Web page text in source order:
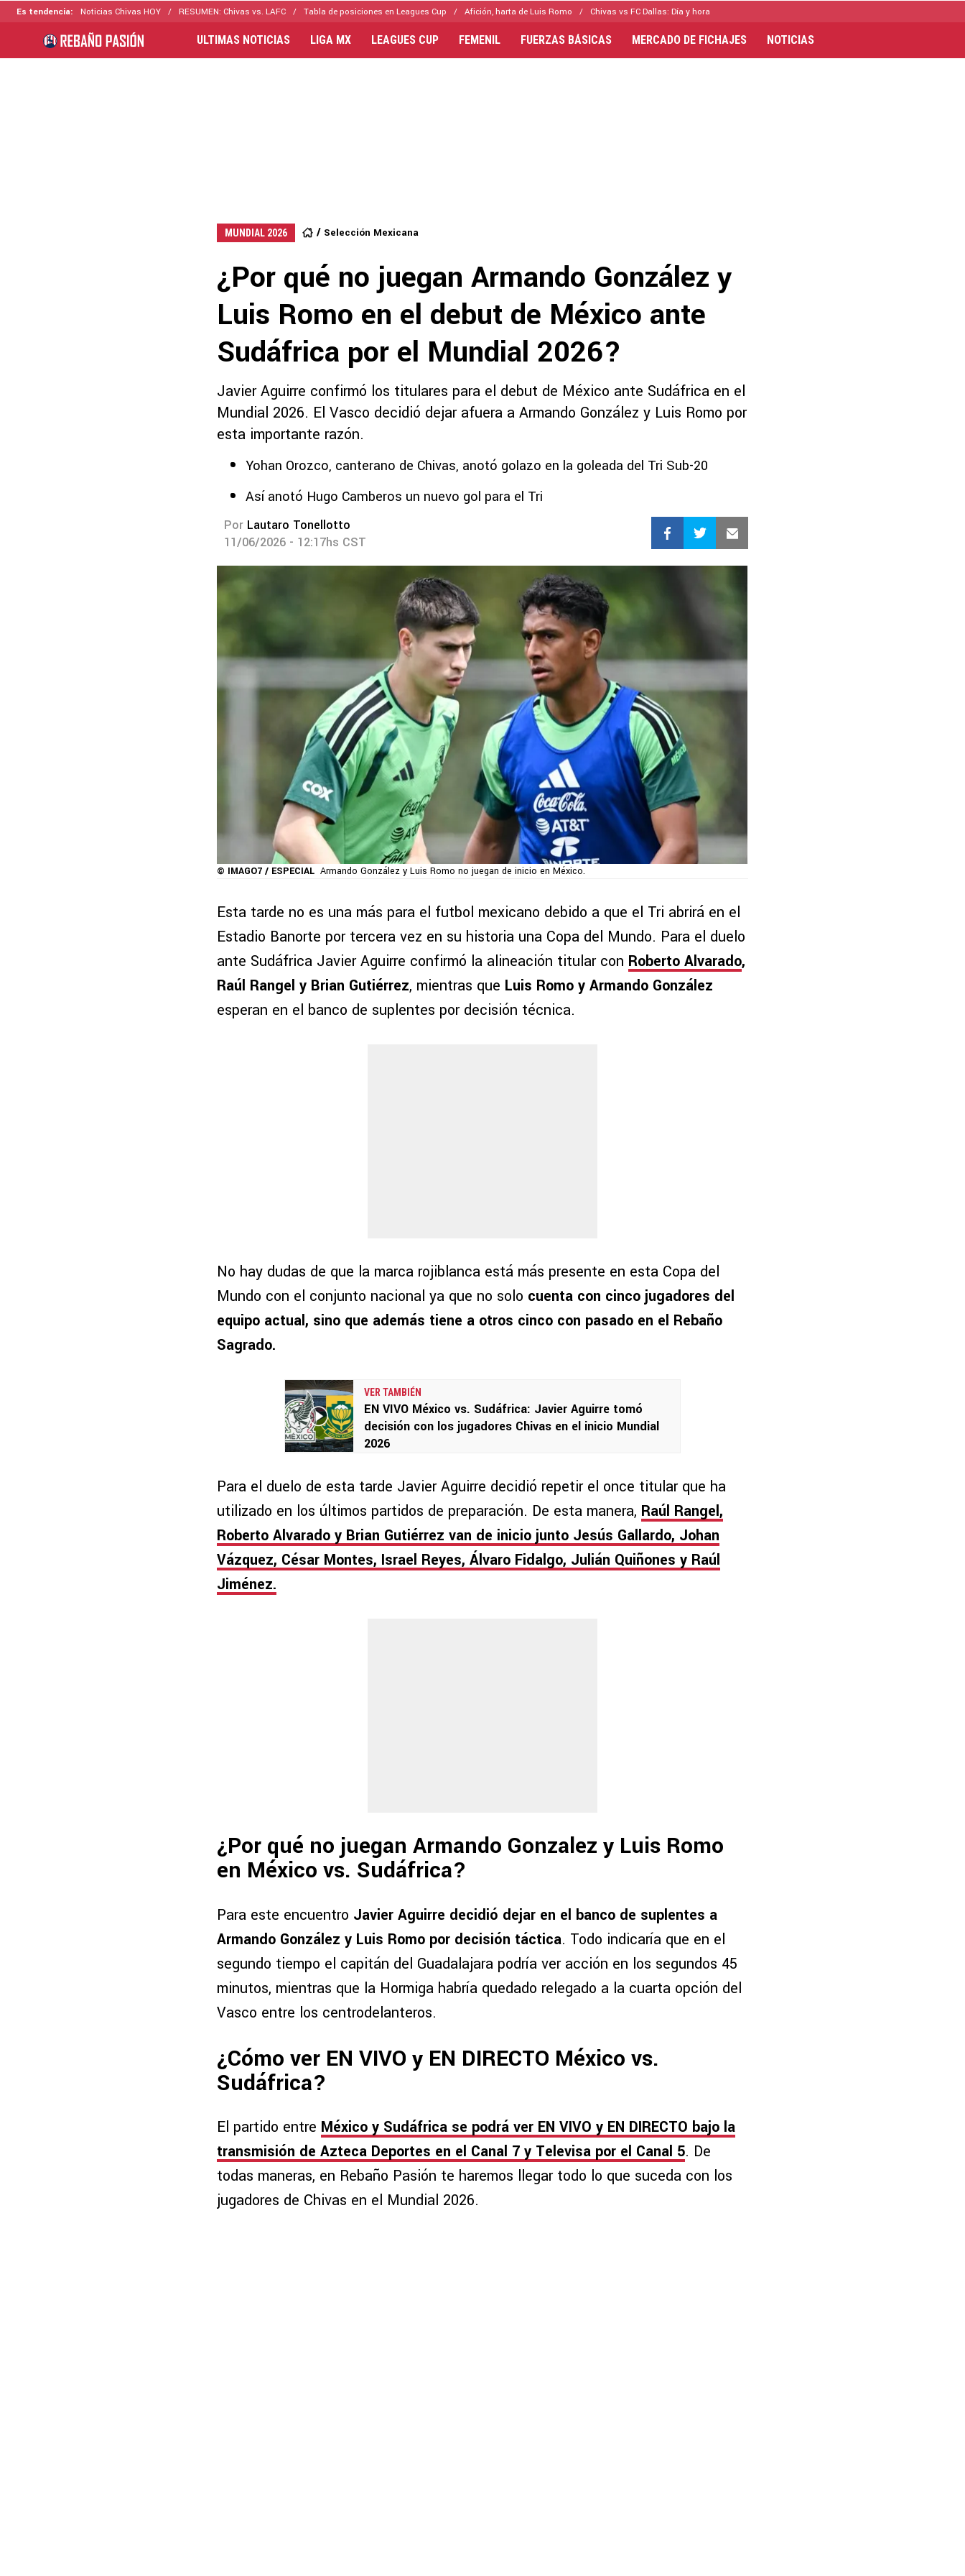
Es tendencia: Noticias Chivas HOY RESUMEN: Chivas vs. LAFC Tabla de posiciones en Leagues Cup Afición, harta de Luis Romo Chivas vs FC Dallas: Día y hora
ULTIMAS NOTICIAS LIGA MX LEAGUES CUP FEMENIL FUERZAS BÁSICAS MERCADO DE FICHAJES NOTICIAS
MUNDIAL 2026 Selección Mexicana
¿Por qué no juegan Armando González y
Luis Romo en el debut de México ante
Sudáfrica por el Mundial 2026?
Javier Aguirre confirmó los titulares para el debut de México ante Sudáfrica en el
Mundial 2026. El Vasco decidió dejar afuera a Armando González y Luis Romo por
esta importante razón.
Yohan Orozco, canterano de Chivas, anotó golazo en la goleada del Tri Sub-20
Así anotó Hugo Camberos un nuevo gol para el Tri
Por Lautaro Tonellotto
11/06/2026 - 12:17hs CST
© IMAGO7 / ESPECIAL Armando González y Luis Romo no juegan de inicio en México.
Esta tarde no es una más para el futbol mexicano debido a que el Tri abrirá en el
Estadio Banorte por tercera vez en su historia una Copa del Mundo. Para el duelo
ante Sudáfrica Javier Aguirre confirmó la alineación titular con Roberto Alvarado,
Raúl Rangel y Brian Gutiérrez, mientras que Luis Romo y Armando González
esperan en el banco de suplentes por decisión técnica.
No hay dudas de que la marca rojiblanca está más presente en esta Copa del
Mundo con el conjunto nacional ya que no solo cuenta con cinco jugadores del
equipo actual, sino que además tiene a otros cinco con pasado en el Rebaño
Sagrado.
VER TAMBIÉN
EN VIVO México vs. Sudáfrica: Javier Aguirre tomó
decisión con los jugadores Chivas en el inicio Mundial
2026
Para el duelo de esta tarde Javier Aguirre decidió repetir el once titular que ha
utilizado en los últimos partidos de preparación. De esta manera, Raúl Rangel,
Roberto Alvarado y Brian Gutiérrez van de inicio junto Jesús Gallardo, Johan
Vázquez, César Montes, Israel Reyes, Álvaro Fidalgo, Julián Quiñones y Raúl
Jiménez.
¿Por qué no juegan Armando Gonzalez y Luis Romo
en México vs. Sudáfrica?
Para este encuentro Javier Aguirre decidió dejar en el banco de suplentes a
Armando González y Luis Romo por decisión táctica. Todo indicaría que en el
segundo tiempo el capitán del Guadalajara podría ver acción en los segundos 45
minutos, mientras que la Hormiga habría quedado relegado a la cuarta opción del
Vasco entre los centrodelanteros.
¿Cómo ver EN VIVO y EN DIRECTO México vs.
Sudáfrica?
El partido entre México y Sudáfrica se podrá ver EN VIVO y EN DIRECTO bajo la
transmisión de Azteca Deportes en el Canal 7 y Televisa por el Canal 5. De
todas maneras, en Rebaño Pasión te haremos llegar todo lo que suceda con los
jugadores de Chivas en el Mundial 2026.